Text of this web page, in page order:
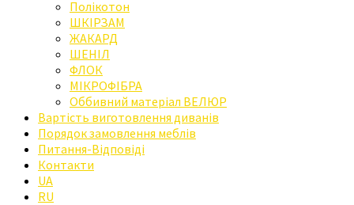
Полікотон
ШКІРЗАМ
ЖАКАРД
ШЕНІЛ
ФЛОК
МІКРОФІБРА
Оббивний матеріал ВЕЛЮР
Вартість виготовлення диванів
Порядок замовлення меблів
Питання-Відповіді
Контакти
UA
RU